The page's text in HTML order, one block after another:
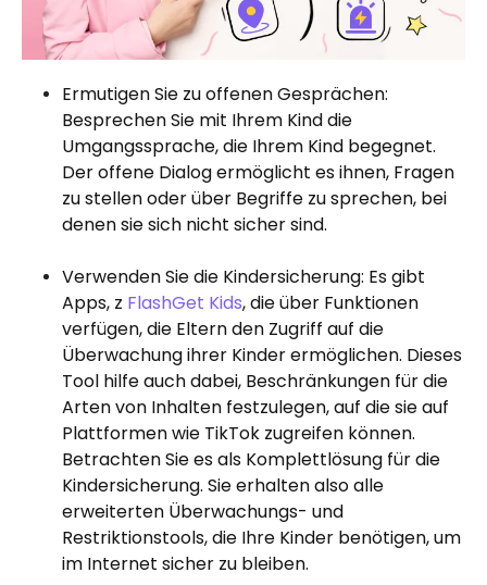
Ermutigen Sie zu offenen Gesprächen:
Besprechen Sie mit Ihrem Kind die
Umgangssprache, die Ihrem Kind begegnet.
Der offene Dialog ermöglicht es ihnen, Fragen
zu stellen oder über Begriffe zu sprechen, bei
denen sie sich nicht sicher sind.
Verwenden Sie die Kindersicherung: Es gibt
Apps, z FlashGet Kids, die über Funktionen
verfügen, die Eltern den Zugriff auf die
Überwachung ihrer Kinder ermöglichen. Dieses
Tool hilfe auch dabei, Beschränkungen für die
Arten von Inhalten festzulegen, auf die sie auf
Plattformen wie TikTok zugreifen können.
Betrachten Sie es als Komplettlösung für die
Kindersicherung. Sie erhalten also alle
erweiterten Überwachungs- und
Restriktionstools, die Ihre Kinder benötigen, um
im Internet sicher zu bleiben.